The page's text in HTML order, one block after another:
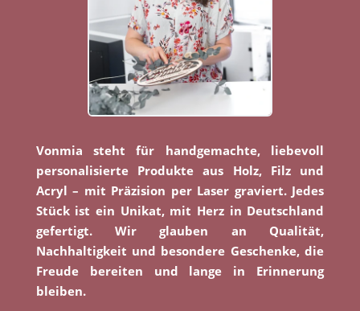
Vonmia steht für handgemachte, liebevoll
personalisierte Produkte aus Holz, Filz und
Acryl – mit Präzision per Laser graviert. Jedes
Stück ist ein Unikat, mit Herz in Deutschland
gefertigt. Wir glauben an Qualität,
Nachhaltigkeit und besondere Geschenke, die
Freude bereiten und lange in Erinnerung
bleiben.